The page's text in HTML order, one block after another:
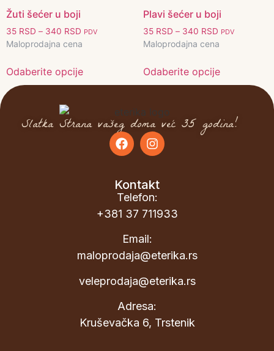
Žuti šećer u boji
35 RSD – 340 RSD PDV
Maloprodajna cena
Odaberite opcije
Plavi šećer u boji
35 RSD – 340 RSD PDV
Maloprodajna cena
Odaberite opcije
Slatka Strana vašeg doma već 35 godina!
Kontakt
Telefon:
+381 37 711933
Email:
maloprodaja@eterika.rs
veleprodaja@eterika.rs
Adresa:
Kruševačka 6, Trstenik